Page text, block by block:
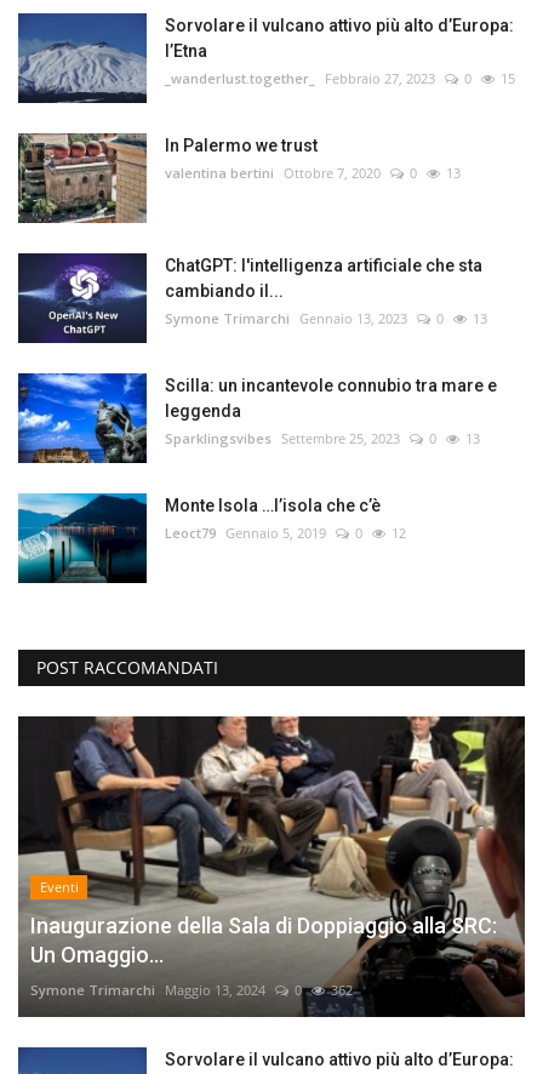
Sorvolare il vulcano attivo più alto d’Europa:
l’Etna
_wanderlust.together_ Febbraio 27, 2023 0 15
In Palermo we trust
valentina bertini Ottobre 7, 2020 0 13
ChatGPT: l'intelligenza artificiale che sta
cambiando il...
Symone Trimarchi Gennaio 13, 2023 0 13
Scilla: un incantevole connubio tra mare e
leggenda
Sparklingsvibes Settembre 25, 2023 0 13
Monte Isola …l’isola che c’è
Leoct79 Gennaio 5, 2019 0 12
POST RACCOMANDATI
Eventi
Inaugurazione della Sala di Doppiaggio alla SRC:
Un Omaggio...
Symone Trimarchi Maggio 13, 2024 0 362
Sorvolare il vulcano attivo più alto d’Europa: